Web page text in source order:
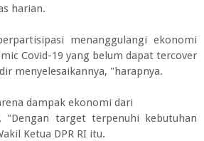
harian.
menanggulangi ekonomi
Covid-19 yang belum dapat tercover
menyelesaikannya, "harapnya.
dampak ekonomi dari
"Dengan target terpenuhi kebutuhan
Ketua DPR RI itu.